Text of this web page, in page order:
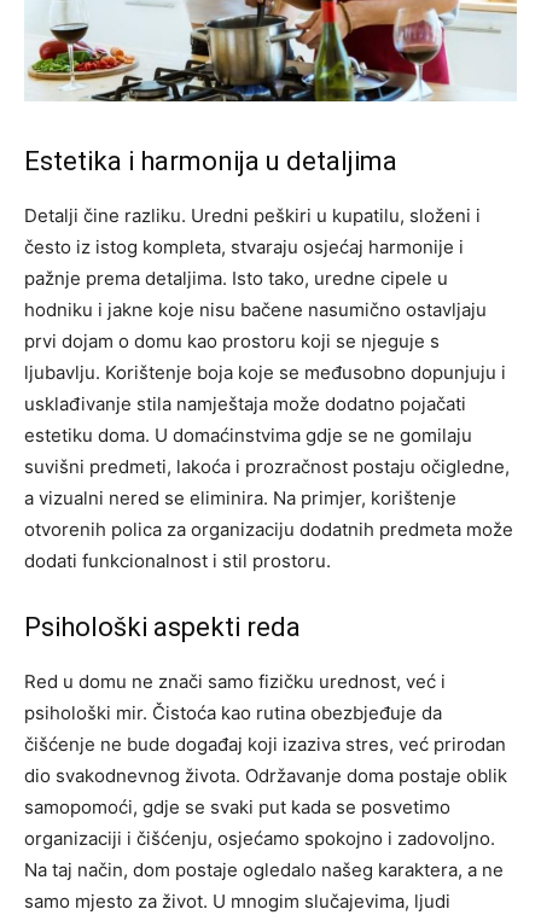
Estetika i harmonija u detaljima
Detalji čine razliku. Uredni peškiri u kupatilu, složeni i
često iz istog kompleta, stvaraju osjećaj harmonije i
pažnje prema detaljima. Isto tako, uredne cipele u
hodniku i jakne koje nisu bačene nasumično ostavljaju
prvi dojam o domu kao prostoru koji se njeguje s
ljubavlju. Korištenje boja koje se međusobno dopunjuju i
usklađivanje stila namještaja može dodatno pojačati
estetiku doma. U domaćinstvima gdje se ne gomilaju
suvišni predmeti, lakoća i prozračnost postaju očigledne,
a vizualni nered se eliminira. Na primjer, korištenje
otvorenih polica za organizaciju dodatnih predmeta može
dodati funkcionalnost i stil prostoru.
Psihološki aspekti reda
Red u domu ne znači samo fizičku urednost, već i
psihološki mir. Čistoća kao rutina obezbjeđuje da
čišćenje ne bude događaj koji izaziva stres, već prirodan
dio svakodnevnog života. Održavanje doma postaje oblik
samopomoći, gdje se svaki put kada se posvetimo
organizaciji i čišćenju, osjećamo spokojno i zadovoljno.
Na taj način, dom postaje ogledalo našeg karaktera, a ne
samo mjesto za život. U mnogim slučajevima, ljudi